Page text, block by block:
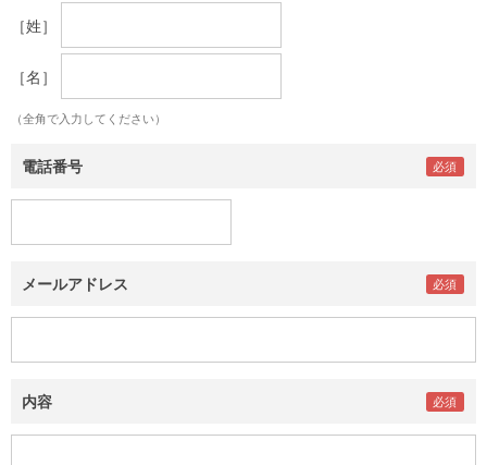
［姓］
［名］
（全角で入力してください）
電話番号
メールアドレス
内容